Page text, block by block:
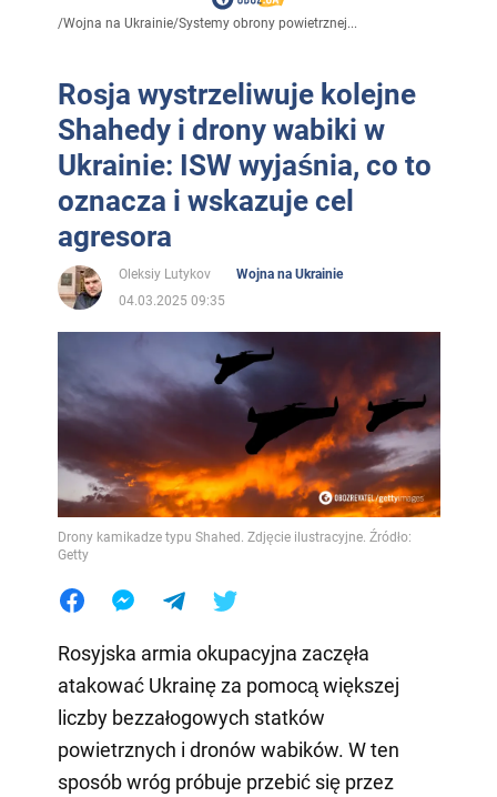
/Wojna na Ukrainie/Systemy obrony powietrznej...
Rosja wystrzeliwuje kolejne
Shahedy i drony wabiki w
Ukrainie: ISW wyjaśnia, co to
oznacza i wskazuje cel
agresora
Oleksiy Lutykov
Wojna na Ukrainie
04.03.2025 09:35
Drony kamikadze typu Shahed. Zdjęcie ilustracyjne. Źródło:
Getty
Rosyjska armia okupacyjna zaczęła
atakować Ukrainę za pomocą większej
liczby bezzałogowych statków
powietrznych i dronów wabików. W ten
sposób wróg próbuje przebić się przez